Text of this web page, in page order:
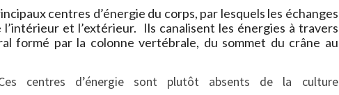
centres d’énergie du corps, par lesquels les échanges
et l’extérieur. Ils canalisent les énergies à travers
formé par la colonne vertébrale, du sommet du crâne au
centres d’énergie sont plutôt absents de la culture